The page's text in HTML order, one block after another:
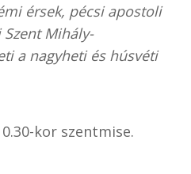
érsek, pécsi apostoli
Mihály-
a nagyheti és húsvéti
kor szentmise.